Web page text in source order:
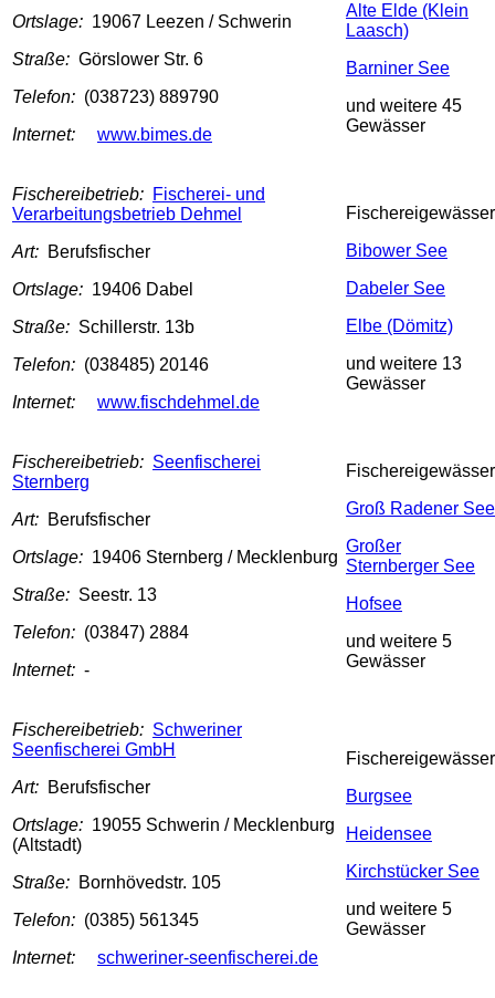
Ortslage: 19067 Leezen / Schwerin
Straße: Görslower Str. 6
Telefon: (038723) 889790
Internet:
www.bimes.de
Alte Elde (Klein
Laasch)
Barniner See
und weitere 45
Gewässer
Fischereibetrieb: Fischerei- und
Verarbeitungsbetrieb Dehmel
Art: Berufsfischer
Ortslage: 19406 Dabel
Straße: Schillerstr. 13b
Telefon: (038485) 20146
Internet:
www.fischdehmel.de
Fischereigewässer
Bibower See
Dabeler See
Elbe (Dömitz)
und weitere 13
Gewässer
Fischereibetrieb: Seenfischerei
Sternberg
Art: Berufsfischer
Ortslage: 19406 Sternberg / Mecklenburg
Straße: Seestr. 13
Telefon: (03847) 2884
Internet: -
Fischereigewässer
Groß Radener See
Großer
Sternberger See
Hofsee
und weitere 5
Gewässer
Fischereibetrieb: Schweriner
Seenfischerei GmbH
Art: Berufsfischer
Ortslage: 19055 Schwerin / Mecklenburg
(Altstadt)
Straße: Bornhövedstr. 105
Telefon: (0385) 561345
Internet:
schweriner-seenfischerei.de
Fischereigewässer
Burgsee
Heidensee
Kirchstücker See
und weitere 5
Gewässer